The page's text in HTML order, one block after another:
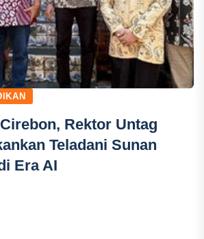
Rektor Untag
Teladani Sunan
Era AI